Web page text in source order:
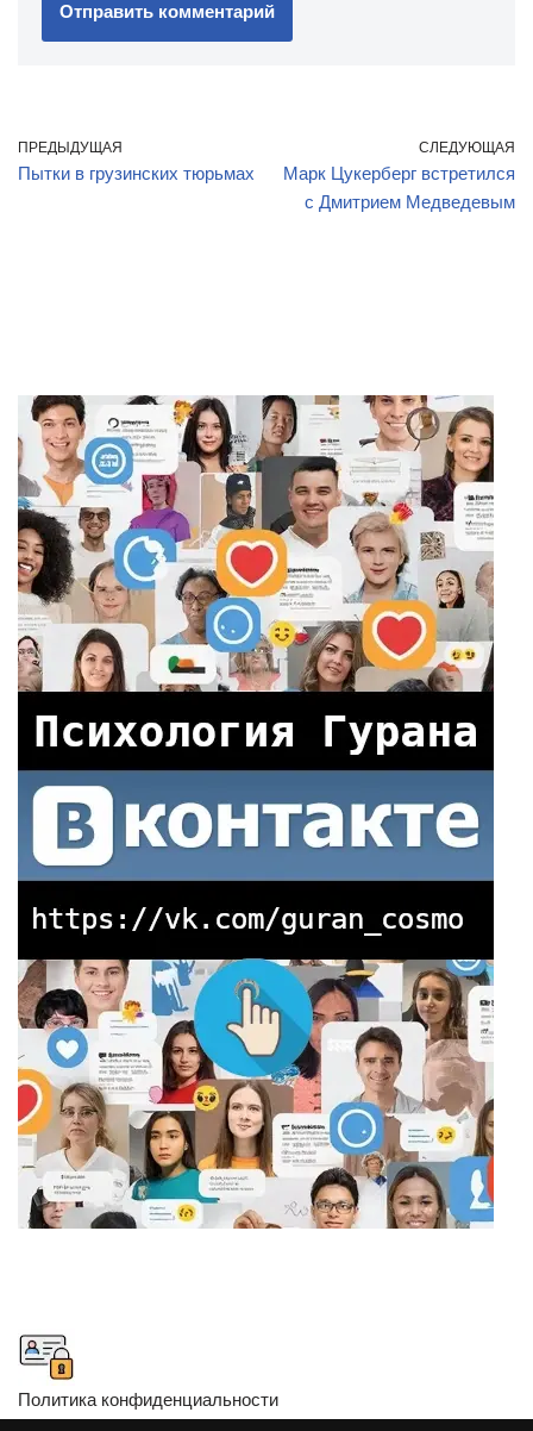
ПРЕДЫДУЩАЯ
Пытки в грузинских тюрьмах
СЛЕДУЮЩАЯ
Марк Цукерберг встретился
с Дмитрием Медведевым
Политика конфиденциальности